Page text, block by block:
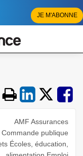
JE M'ABONNE
AMF Assurances
Commande publique
Écoles, éducation,